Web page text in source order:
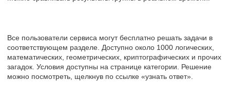
Все пользователи сервиса могут бесплатно решать задачи в
соответствующем разделе. Доступно около 1000 логических,
математических, геометрических, криптографических и прочих
загадок. Условия доступны на странице категории. Решение
можно посмотреть, щелкнув по ссылке «узнать ответ».